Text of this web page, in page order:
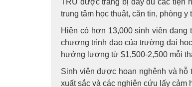
TRU được trang bị đầy đủ các tiện
trung tâm học thuật, căn tin, phòng
Hiện có hơn 13,000 sinh viên
chương trình đạo của trường đại
hưởng lương từ $1,500-2,500 mỗi
Sinh viên được hoan nghênh và hỗ
xuất sắc và các nghiên cứu lấy cảm